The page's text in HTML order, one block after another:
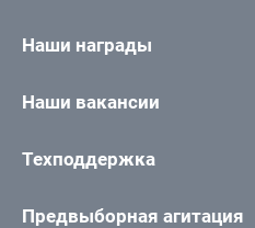
Наши награды
Наши вакансии
Техподдержка
Предвыборная агитация